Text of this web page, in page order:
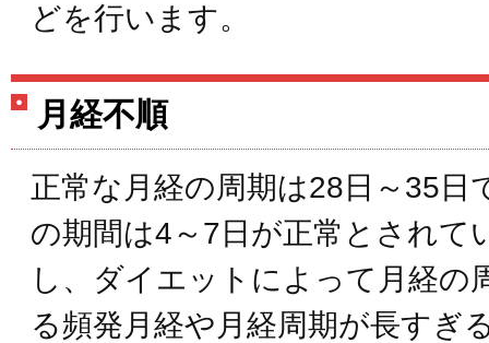
どを行います。
月経不順
正常な月経の周期は28日～35日
の期間は4～7日が正常とされて
し、ダイエットによって月経の
る頻発月経や月経周期が長すぎ